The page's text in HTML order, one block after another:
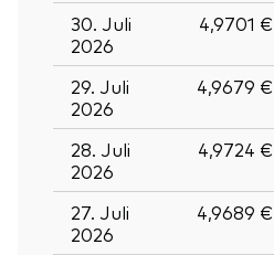
30. Juli
2026
4,9701 €
29. Juli
2026
4,9679 €
28. Juli
2026
4,9724 €
27. Juli
2026
4,9689 €